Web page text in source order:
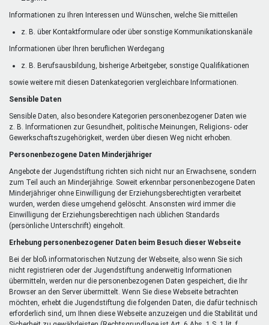
Informationen zu Ihren Interessen und Wünschen, welche Sie mitteilen
z. B. über Kontaktformulare oder über sonstige Kommunikationskanäle
Informationen über Ihren beruflichen Werdegang
z. B. Berufsausbildung, bisherige Arbeitgeber, sonstige Qualifikationen
sowie weitere mit diesen Datenkategorien vergleichbare Informationen.
Sensible Daten
Sensible Daten, also besondere Kategorien personenbezogener Daten wie
z. B. Informationen zur Gesundheit, politische Meinungen, Religions- oder
Gewerkschaftszugehörigkeit, werden über diesen Weg nicht erhoben.
Personenbezogene Daten Minderjähriger
Angebote der Jugendstiftung richten sich nicht nur an Erwachsene, sondern
zum Teil auch an Minderjährige. Soweit erkennbar personenbezogene Daten
Minderjähriger ohne Einwilligung der Erziehungsberechtigten verarbeitet
wurden, werden diese umgehend gelöscht. Ansonsten wird immer die
Einwilligung der Erziehungsberechtigen nach üblichen Standards
(persönliche Unterschrift) eingeholt.
Erhebung personenbezogener Daten beim Besuch dieser Webseite
Bei der bloß informatorischen Nutzung der Webseite, also wenn Sie sich
nicht registrieren oder der Jugendstiftung anderweitig Informationen
übermitteln, werden nur die personenbezogenen Daten gespeichert, die Ihr
Browser an den Server übermittelt. Wenn Sie diese Webseite betrachten
möchten, erhebt die Jugendstiftung die folgenden Daten, die dafür technisch
erforderlich sind, um Ihnen diese Webseite anzuzeigen und die Stabilität und